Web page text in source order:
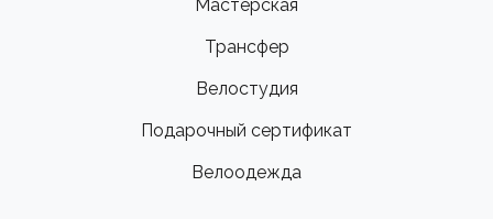
Мастерская
Трансфер
Велостудия
Подарочный сертификат
Велоодежда